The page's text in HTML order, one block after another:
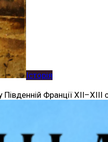
Історія
Франції XII–XIII